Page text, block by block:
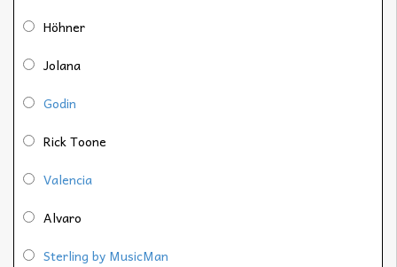
Höhner
Jolana
Godin
Rick Toone
Valencia
Alvaro
Sterling by MusicMan